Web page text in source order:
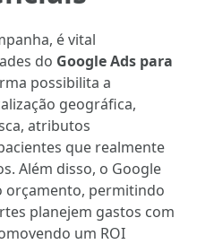
é vital
do Google Ads para
possibilita a
geográfica,
atributos
que realmente
Além disso, o Google
orçamento, permitindo
planejem gastos com
um ROI